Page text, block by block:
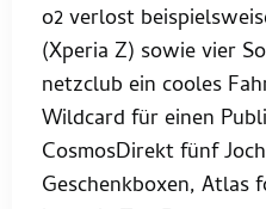
o2 verlost
(Xperia Z) sowie vier
netzclub ein cooles
Wildcard für einen
CosmosDirekt fünf
Geschenkboxen, Atlas